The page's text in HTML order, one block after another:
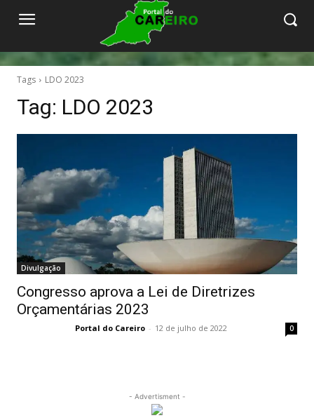
Tags LDO 2023
Tag: LDO 2023
Divulgação
Congresso aprova a Lei de Diretrizes
Orçamentárias 2023
Portal do Careiro - 12 de julho de 2022 0
- Advertisment -